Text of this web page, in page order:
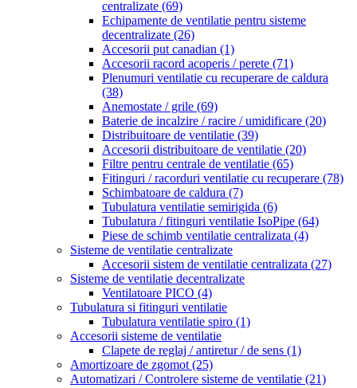
centralizate (69)
Echipamente de ventilatie pentru sisteme
decentralizate (26)
Accesorii put canadian (1)
Accesorii racord acoperis / perete (71)
Plenumuri ventilatie cu recuperare de caldura
(38)
Anemostate / grile (69)
Baterie de incalzire / racire / umidificare (20)
Distribuitoare de ventilatie (39)
Accesorii distribuitoare de ventilatie (20)
Filtre pentru centrale de ventilatie (65)
Fitinguri / racorduri ventilatie cu recuperare (78)
Schimbatoare de caldura (7)
Tubulatura ventilatie semirigida (6)
Tubulatura / fitinguri ventilatie IsoPipe (64)
Piese de schimb ventilatie centralizata (4)
Sisteme de ventilatie centralizate
Accesorii sistem de ventilatie centralizata (27)
Sisteme de ventilatie decentralizate
Ventilatoare PICO (4)
Tubulatura si fitinguri ventilatie
Tubulatura ventilatie spiro (1)
Accesorii sisteme de ventilatie
Clapete de reglaj / antiretur / de sens (1)
Amortizoare de zgomot (25)
Automatizari / Controlere sisteme de ventilatie (21)